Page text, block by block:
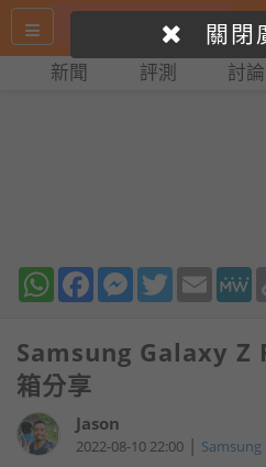
新聞 評測 討論
WhatsAppFacebookMessenger
TwitterEmail
Samsung Galaxy Z
箱分享
Jason
2022-08-10 22:00 | Samsung
關閉